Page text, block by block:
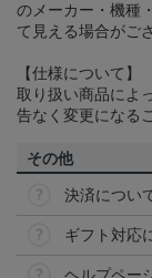
のメーカー・機種
て見える場合がご
【仕様について】
取り扱い商品によ
告なく変更になる
その他
決済につい
ギフト対応